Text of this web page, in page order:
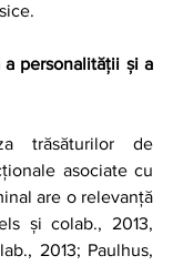
a personalității și a
asociate cu
are o relevanță
și colab., 2013,
2013; Paulhus,